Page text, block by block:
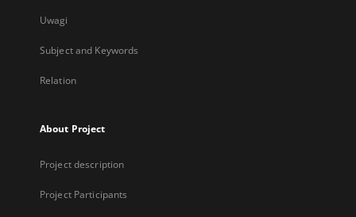
Uwagi
Subject and Keywords
Relation
About Project
Project description
Project Participants